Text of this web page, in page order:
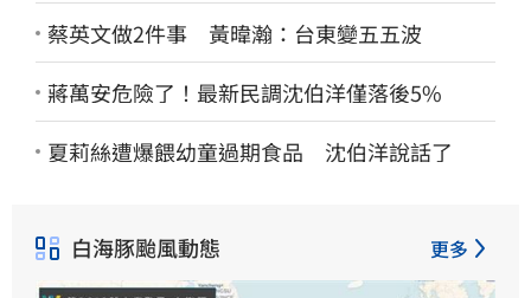
蔡英文做2件事 黃暐瀚：台東變五五波
蔣萬安危險了！最新民調沈伯洋僅落後5%
夏莉絲遭爆餵幼童過期食品 沈伯洋說話了
白海豚颱風動態 更多